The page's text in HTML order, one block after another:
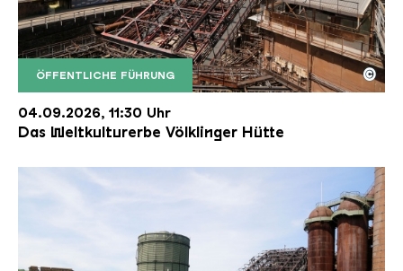
ÖFFENTLICHE FÜHRUNG
Der Erzschrägaufzug der Völklinger Hütte mit
Copyright: Weltkulturerbe Völklinger Hütte | Karl
©
04.09.2026, 11:30 Uhr
Das Weltkulturerbe Völklinger Hütte